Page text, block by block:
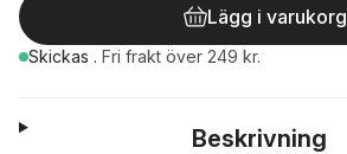
Lägg i varukorg
Skickas . Fri frakt över 249 kr.
Beskrivning